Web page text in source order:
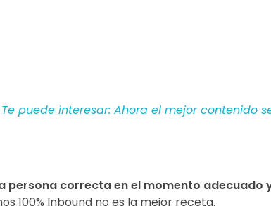
Te puede interesar: Ahora el mejor contenido
persona correcta en el momento adecuado
100% Inbound no es la mejor receta.